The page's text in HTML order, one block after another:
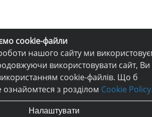
cookie-файли
нашого сайту ми
використовувати сайт, Ви
cookie-файлів. Що б
ознайомтеся з розділом Cookie
Налаштувати